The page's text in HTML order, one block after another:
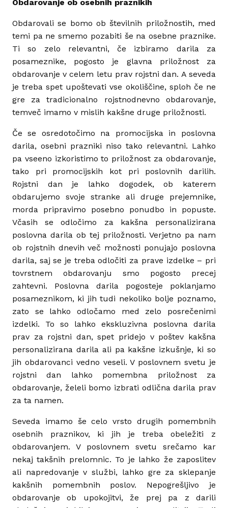
Obdarovanje ob osebnih praznikih
Obdarovali se bomo ob številnih priložnostih, med
temi pa ne smemo pozabiti še na osebne praznike.
Ti so zelo relevantni, če izbiramo darila za
posameznike, pogosto je glavna priložnost za
obdarovanje v celem letu prav rojstni dan. A seveda
je treba spet upoštevati vse okoliščine, sploh če ne
gre za tradicionalno rojstnodnevno obdarovanje,
temveč imamo v mislih kakšne druge priložnosti.
Če se osredotočimo na promocijska in poslovna
darila, osebni prazniki niso tako relevantni. Lahko
pa vseeno izkoristimo to priložnost za obdarovanje,
tako pri promocijskih kot pri poslovnih darilih.
Rojstni dan je lahko dogodek, ob katerem
obdarujemo svoje stranke ali druge prejemnike,
morda pripravimo posebno ponudbo in popuste.
Včasih se odločimo za kakšna personalizirana
poslovna darila ob tej priložnosti. Verjetno pa nam
ob rojstnih dnevih več možnosti ponujajo poslovna
darila, saj se je treba odločiti za prave izdelke – pri
tovrstnem obdarovanju smo pogosto precej
zahtevni. Poslovna darila pogosteje poklanjamo
posameznikom, ki jih tudi nekoliko bolje poznamo,
zato se lahko odločamo med zelo posrečenimi
izdelki. To so lahko ekskluzivna poslovna darila
prav za rojstni dan, spet pridejo v poštev kakšna
personalizirana darila ali pa kakšne izkušnje, ki so
jih obdarovanci vedno veseli. V poslovnem svetu je
rojstni dan lahko pomembna priložnost za
obdarovanje, želeli bomo izbrati odlična darila prav
za ta namen.
Seveda imamo še celo vrsto drugih pomembnih
osebnih praznikov, ki jih je treba obeležiti z
obdarovanjem. V poslovnem svetu srečamo kar
nekaj takšnih prelomnic. To je lahko že zaposlitev
ali napredovanje v službi, lahko gre za sklepanje
kakšnih pomembnih poslov. Nepogrešljivo je
obdarovanje ob upokojitvi, že prej pa z darili